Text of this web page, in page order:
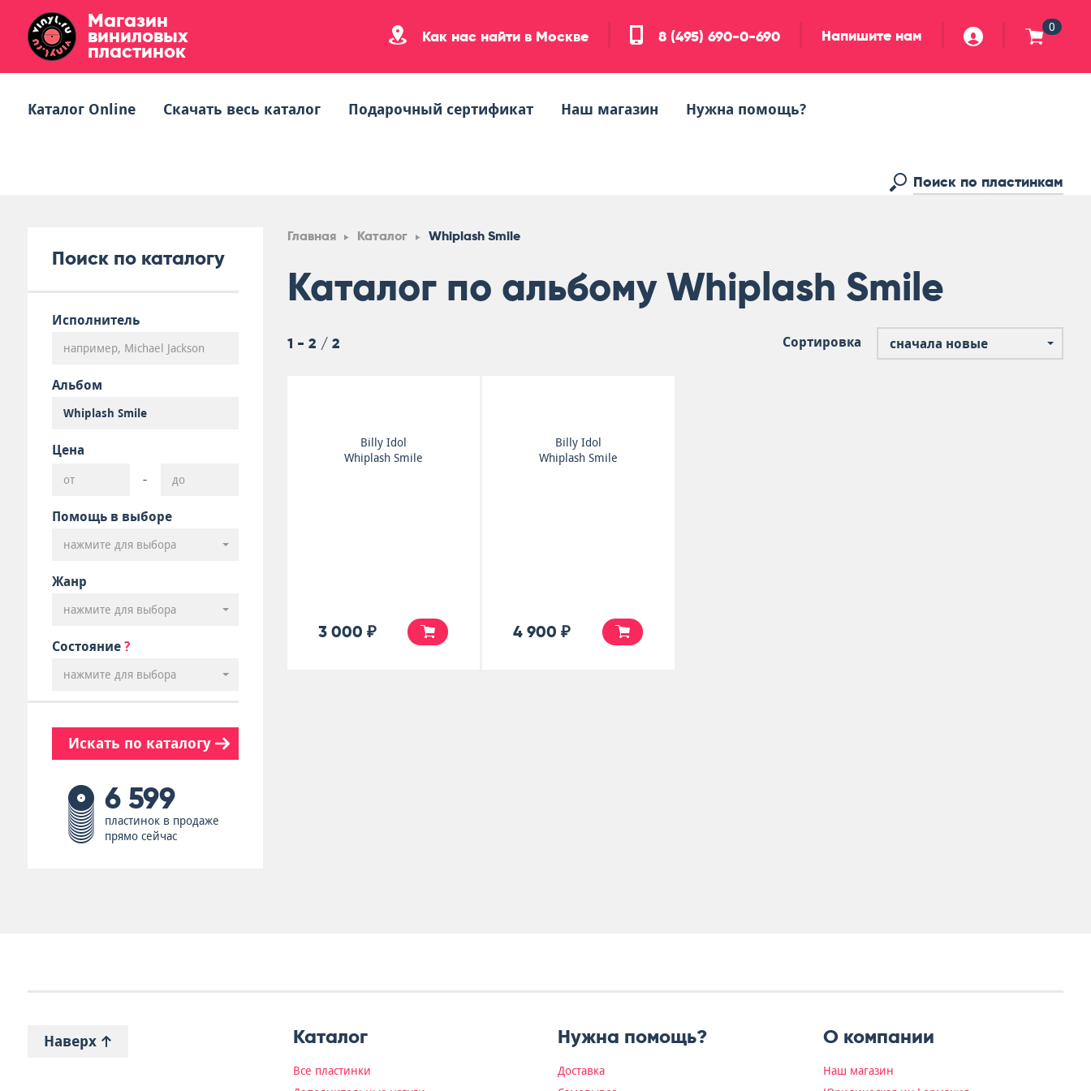
Магазин
виниловых
пластинок
Как нас найти в Москве 8 (495) 690-0-690 Напишите нам 0
Каталог Online Скачать весь каталог Подарочный сертификат Наш магазин Нужна помощь?
Поиск по каталогу
Исполнитель
Альбом
Цена
-
Помощь в выборе
нажмите для выбора
Жанр
нажмите для выбора
Состояние ?
нажмите для выбора
Искать по каталогу
6 599
пластинок в продаже
прямо сейчас
Главная Каталог Whiplash Smile
Каталог по альбому Whiplash Smile
1 - 2 / 2 Сортировка сначала новые
Billy Idol
Whiplash Smile
3 000 ₽
Billy Idol
Whiplash Smile
4 900 ₽
Наверх Каталог
Все пластинки
Нужна помощь?
Доставка
О компании
Наш магазин